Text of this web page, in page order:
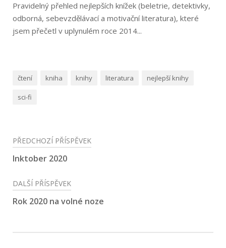
Pravidelný přehled nejlepších knížek (beletrie, detektivky,
odborná, sebevzdělávací a motivační literatura), které
jsem přečetl v uplynulém roce 2014...
čtení kniha knihy literatura nejlepší knihy
sci-fi
Navigace
pro
PŘEDCHOZÍ PŘÍSPĚVEK
Inktober 2020
DALŠÍ PŘÍSPĚVEK
Rok 2020 na volné noze